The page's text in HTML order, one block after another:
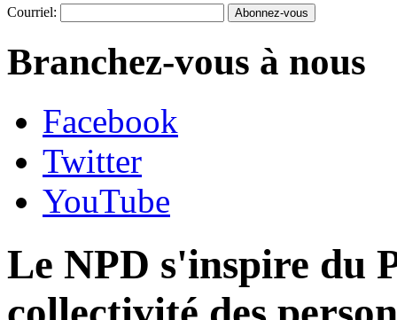
Courriel:
Branchez-vous à nous
Facebook
Twitter
YouTube
Le NPD s'inspire du